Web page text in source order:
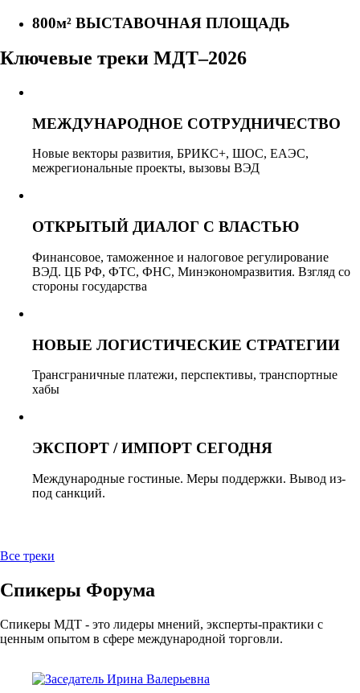
800м² ВЫСТАВОЧНАЯ ПЛОЩАДЬ
Ключевые треки МДТ–2026
МЕЖДУНАРОДНОЕ СОТРУДНИЧЕСТВО
Новые векторы развития, БРИКС+, ШОС, ЕАЭС,
межрегиональные проекты, вызовы ВЭД
ОТКРЫТЫЙ ДИАЛОГ С ВЛАСТЬЮ
Финансовое, таможенное и налоговое регулирование
ВЭД. ЦБ РФ, ФТС, ФНС, Минэкономразвития. Взгляд со
стороны государства
НОВЫЕ ЛОГИСТИЧЕСКИЕ СТРАТЕГИИ​
Трансграничные платежи, перспективы, транспортные
хабы
ЭКСПОРТ / ИМПОРТ СЕГОДНЯ
Международные гостиные. Меры поддержки. Вывод из-
под санкций.
Все треки
Спикеры Форума
Спикеры МДТ - это лидеры мнений, эксперты-практики с
ценным опытом в сфере международной торговли.